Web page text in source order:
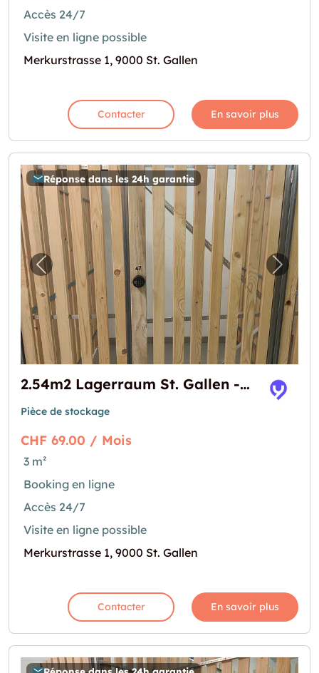
Accès 24/7
Visite en ligne possible
Merkurstrasse 1, 9000 St. Gallen
Contacter En savoir plus
Réponse dans les 24h garantie
Image précédente pour "2.54m2 Image
2.54m2 Lagerraum St. Gallen - Merkurstrasse 1
Pièce de stockage
CHF 69.00 / Mois
3 m²
Booking en ligne
Accès 24/7
Visite en ligne possible
Merkurstrasse 1, 9000 St. Gallen
Contacter En savoir plus